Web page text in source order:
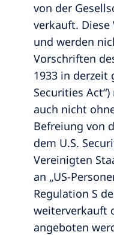
von der
verkauft.
und werden
Vorschriften
1933 in derzeit
Securities
auch nicht
Befreiung von
dem U.S.
Vereinigten
an „US-
Regulation S
weiterverkauft
angeboten